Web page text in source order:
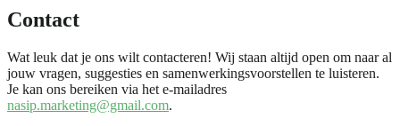
Contact
Wat leuk dat je ons wilt contacteren! Wij staan altijd open om naar al
jouw vragen, suggesties en samenwerkingsvoorstellen te luisteren.
Je kan ons bereiken via het e-mailadres
nasip.marketing@gmail.com.